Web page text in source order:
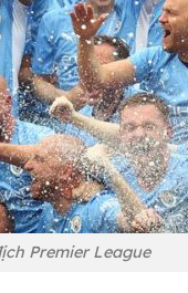
Premier League